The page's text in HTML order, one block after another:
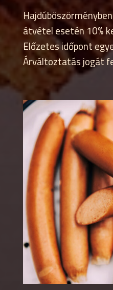
átvétel esetén 10%
Előzetes időpont
Árváltoztatás jogát